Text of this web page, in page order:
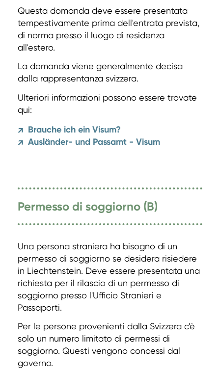
Questa domanda deve essere presentata
tempestivamente prima dell'entrata prevista,
di norma presso il luogo di residenza
all'estero.
La domanda viene generalmente decisa
dalla rappresentanza svizzera.
Ulteriori informazioni possono essere trovate
qui:
↗ Brauche ich ein Visum?
↗ Ausländer- und Passamt - Visum
Permesso di soggiorno (B)
Una persona straniera ha bisogno di un
permesso di soggiorno se desidera risiedere
in Liechtenstein. Deve essere presentata una
richiesta per il rilascio di un permesso di
soggiorno presso l'Ufficio Stranieri e
Passaporti.
Per le persone provenienti dalla Svizzera c'è
solo un numero limitato di permessi di
soggiorno. Questi vengono concessi dal
governo.